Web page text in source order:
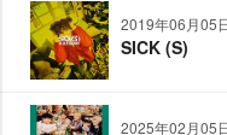
2019年06月05
SICK (S)
2025年02月05